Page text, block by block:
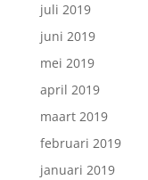
juli 2019
juni 2019
mei 2019
april 2019
maart 2019
februari 2019
januari 2019